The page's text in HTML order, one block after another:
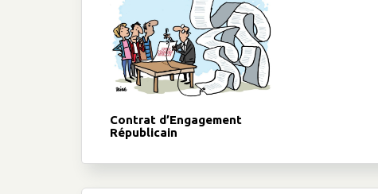
Contrat d’Engagement
Républicain